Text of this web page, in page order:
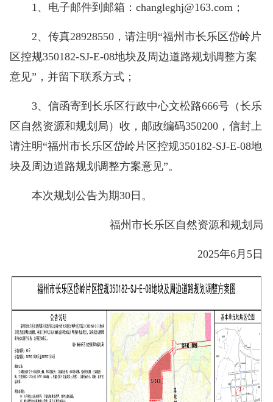
1、电子邮件到邮箱：changleghj@163.com；
2、传真28928550，请注明“福州市长乐区岱岭片
区控规350182-SJ-E-08地块及周边道路规划调整方案
意见”，并留下联系方式；
3、信函寄到长乐区行政中心文松路666号（长乐
区自然资源和规划局）收，邮政编码350200，信封上
请注明“福州市长乐区岱岭片区控规350182-SJ-E-08地
块及周边道路规划调整方案意见”。
本次规划公告为期30日。
福州市长乐区自然资源和规划局
2025年6月5日